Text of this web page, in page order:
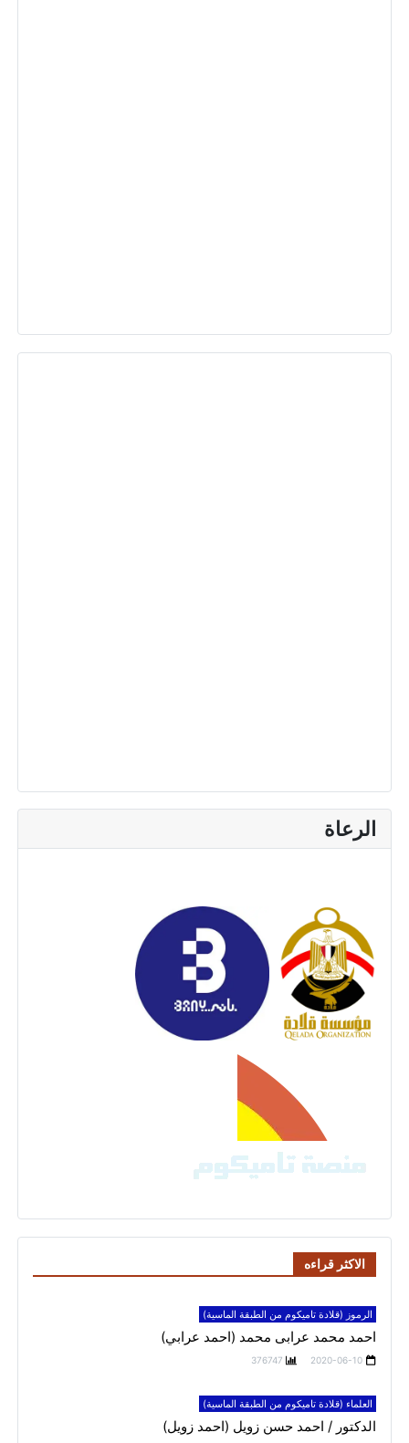
الرعاة
الاكثر قراءه
الرموز (قلادة تاميكوم من الطبقة الماسية)
احمد محمد عرابى محمد (احمد عرابي)
2020-06-10
376747
العلماء (قلادة تاميكوم من الطبقة الماسية)
الدكتور / احمد حسن زويل (احمد زويل)